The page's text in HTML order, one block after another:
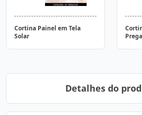
Cortina Painel em Tela
Solar
Detalhes do